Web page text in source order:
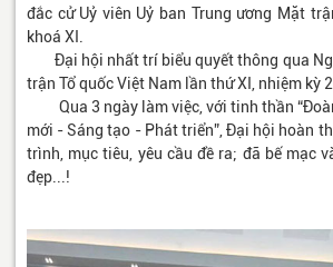
đắc cử Uỷ viên Uỷ ban Trung ương Mặt
khoá XI.
Đại hội nhất trí biểu quyết thông qua
trận Tổ quốc Việt Nam lần thứ XI, nhiệm kỳ
Qua 3 ngày làm việc, với tinh thần
mới - Sáng tạo - Phát triển”, Đại hội hoàn
trình, mục tiêu, yêu cầu đề ra; đã bế mạc
đẹp...!